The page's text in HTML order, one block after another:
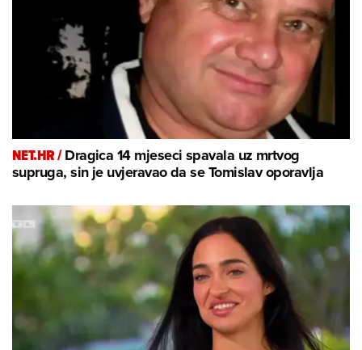
NET.HR /Dragica 14 mjeseci spavala uz mrtvog
supruga, sin je uvjeravao da se Tomislav oporavlja